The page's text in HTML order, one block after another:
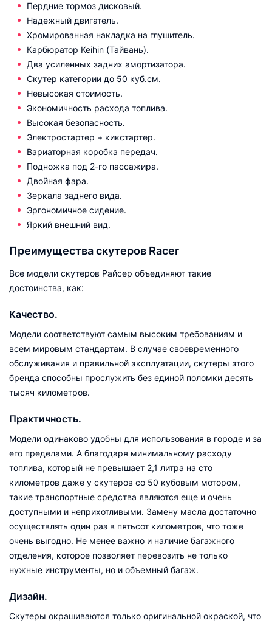
Пердние тормоз дисковый.
Надежный двигатель.
Хромированная накладка на глушитель.
Карбюратор Keihin (Тайвань).
Два усиленных задних амортизатора.
Скутер категории до 50 куб.см.
Невысокая стоимость.
Экономичность расхода топлива.
Высокая безопасность.
Электростартер + кикстартер.
Вариаторная коробка передач.
Подножка под 2-го пассажира.
Двойная фара.
Зеркала заднего вида.
Эргономичное сидение.
Яркий внешний вид.
Преимущества скутеров Racer
Все модели скутеров Райсер объединяют такие
достоинства, как:
Качество.
Модели соответствуют самым высоким требованиям и
всем мировым стандартам. В случае своевременного
обслуживания и правильной эксплуатации, скутеры этого
бренда способны прослужить без единой поломки десять
тысяч километров.
Практичность.
Модели одинаково удобны для использования в городе и за
его пределами. А благодаря минимальному расходу
топлива, который не превышает 2,1 литра на сто
километров даже у скутеров со 50 кубовым мотором,
такие транспортные средства являются еще и очень
доступными и неприхотливыми. Замену масла достаточно
осуществлять один раз в пятьсот километров, что тоже
очень выгодно. Не менее важно и наличие багажного
отделения, которое позволяет перевозить не только
нужные инструменты, но и объемный багаж.
Дизайн.
Скутеры окрашиваются только оригинальной окраской, что